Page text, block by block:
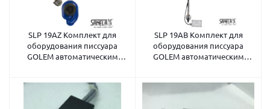
SLP 19AZ Комплект для
оборудования писсуара
GOLEM автоматическим
SLP 19AB Комплект для
оборудования писсуара
GOLEM автоматическим